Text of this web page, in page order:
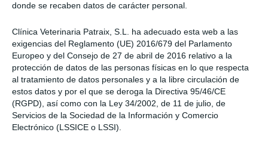
donde se recaben datos de carácter personal.
Clínica Veterinaria Patraix, S.L. ha adecuado esta web a las
exigencias del Reglamento (UE) 2016/679 del Parlamento
Europeo y del Consejo de 27 de abril de 2016 relativo a la
protección de datos de las personas físicas en lo que respecta
al tratamiento de datos personales y a la libre circulación de
estos datos y por el que se deroga la Directiva 95/46/CE
(RGPD), así como con la Ley 34/2002, de 11 de julio, de
Servicios de la Sociedad de la Información y Comercio
Electrónico (LSSICE o LSSI).